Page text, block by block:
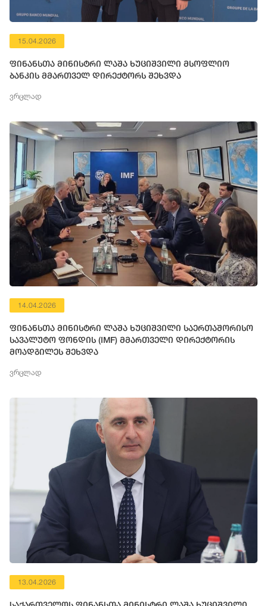
15.04.2026
ფინანსთა მინისტრი ლაშა ხუციშვილი მსოფლიო
ბანკის მმართველ დირექტორს შეხვდა
ვრცლად
14.04.2026
ფინანსთა მინისტრი ლაშა ხუციშვილი საერთაშორისო
სავალუტო ფონდის (IMF) მმართველი დირექტორის
მოადგილეს შეხვდა
ვრცლად
13.04.2026